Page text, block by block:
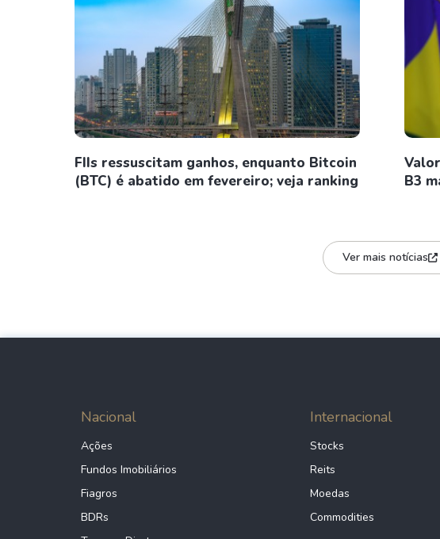
FIIs ressuscitam ganhos, enquanto Bitcoin
(BTC) é abatido em fevereiro; veja ranking
B3
Ver mais notícias
Nacional
Ações
Fundos Imobiliários
Fiagros
BDRs
Internacional
Stocks
Reits
Moedas
Commodities